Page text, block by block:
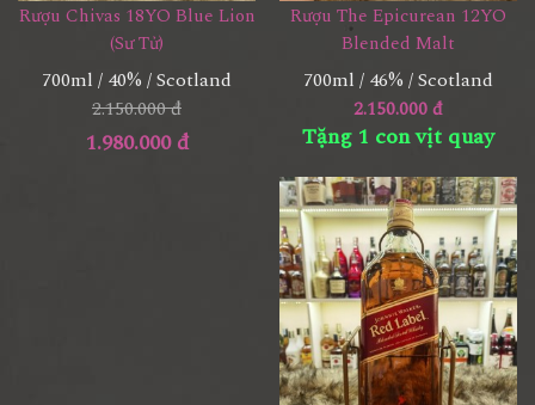
Rượu Chivas 18YO Blue Lion
(Sư Tử)
700ml / 40% / Scotland
2.150.000 đ
1.980.000 đ
Rượu The Epicurean 12YO
Blended Malt
700ml / 46% / Scotland
2.150.000 đ
Tặng 1 con vịt quay